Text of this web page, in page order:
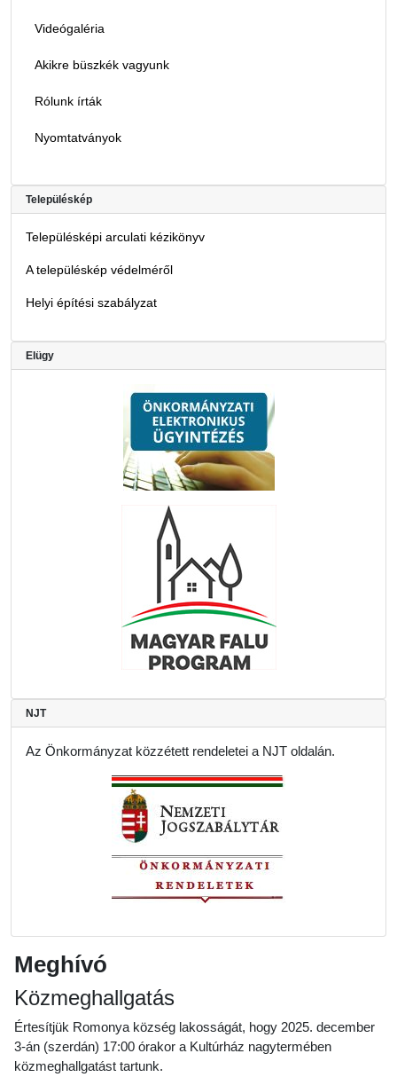
Videógaléria
Akikre büszkék vagyunk
Rólunk írták
Nyomtatványok
Településkép
Településképi arculati kézikönyv
A településkép védelméről
Helyi építési szabályzat
Elügy
NJT
Az Önkormányzat közzétett rendeletei a NJT oldalán.
Meghívó
Közmeghallgatás
Értesítjük Romonya község lakosságát, hogy 2025. december
3-án (szerdán) 17:00 órakor a Kultúrház nagytermében
közmeghallgatást tartunk.